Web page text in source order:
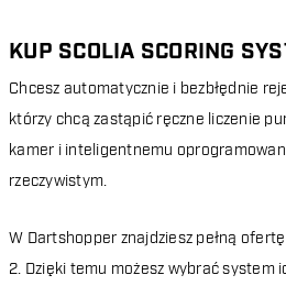
KUP SCOLIA SCORING
Chcesz automatycznie i bezbłędnie
którzy chcą zastąpić ręczne liczenie
kamer i inteligentnemu
rzeczywistym.
W Dartshopper znajdziesz pełną
2. Dzięki temu możesz wybrać